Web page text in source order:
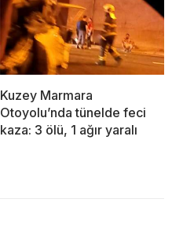
Kuzey Marmara
Otoyolu’nda tünelde feci
kaza: 3 ölü, 1 ağır yaralı